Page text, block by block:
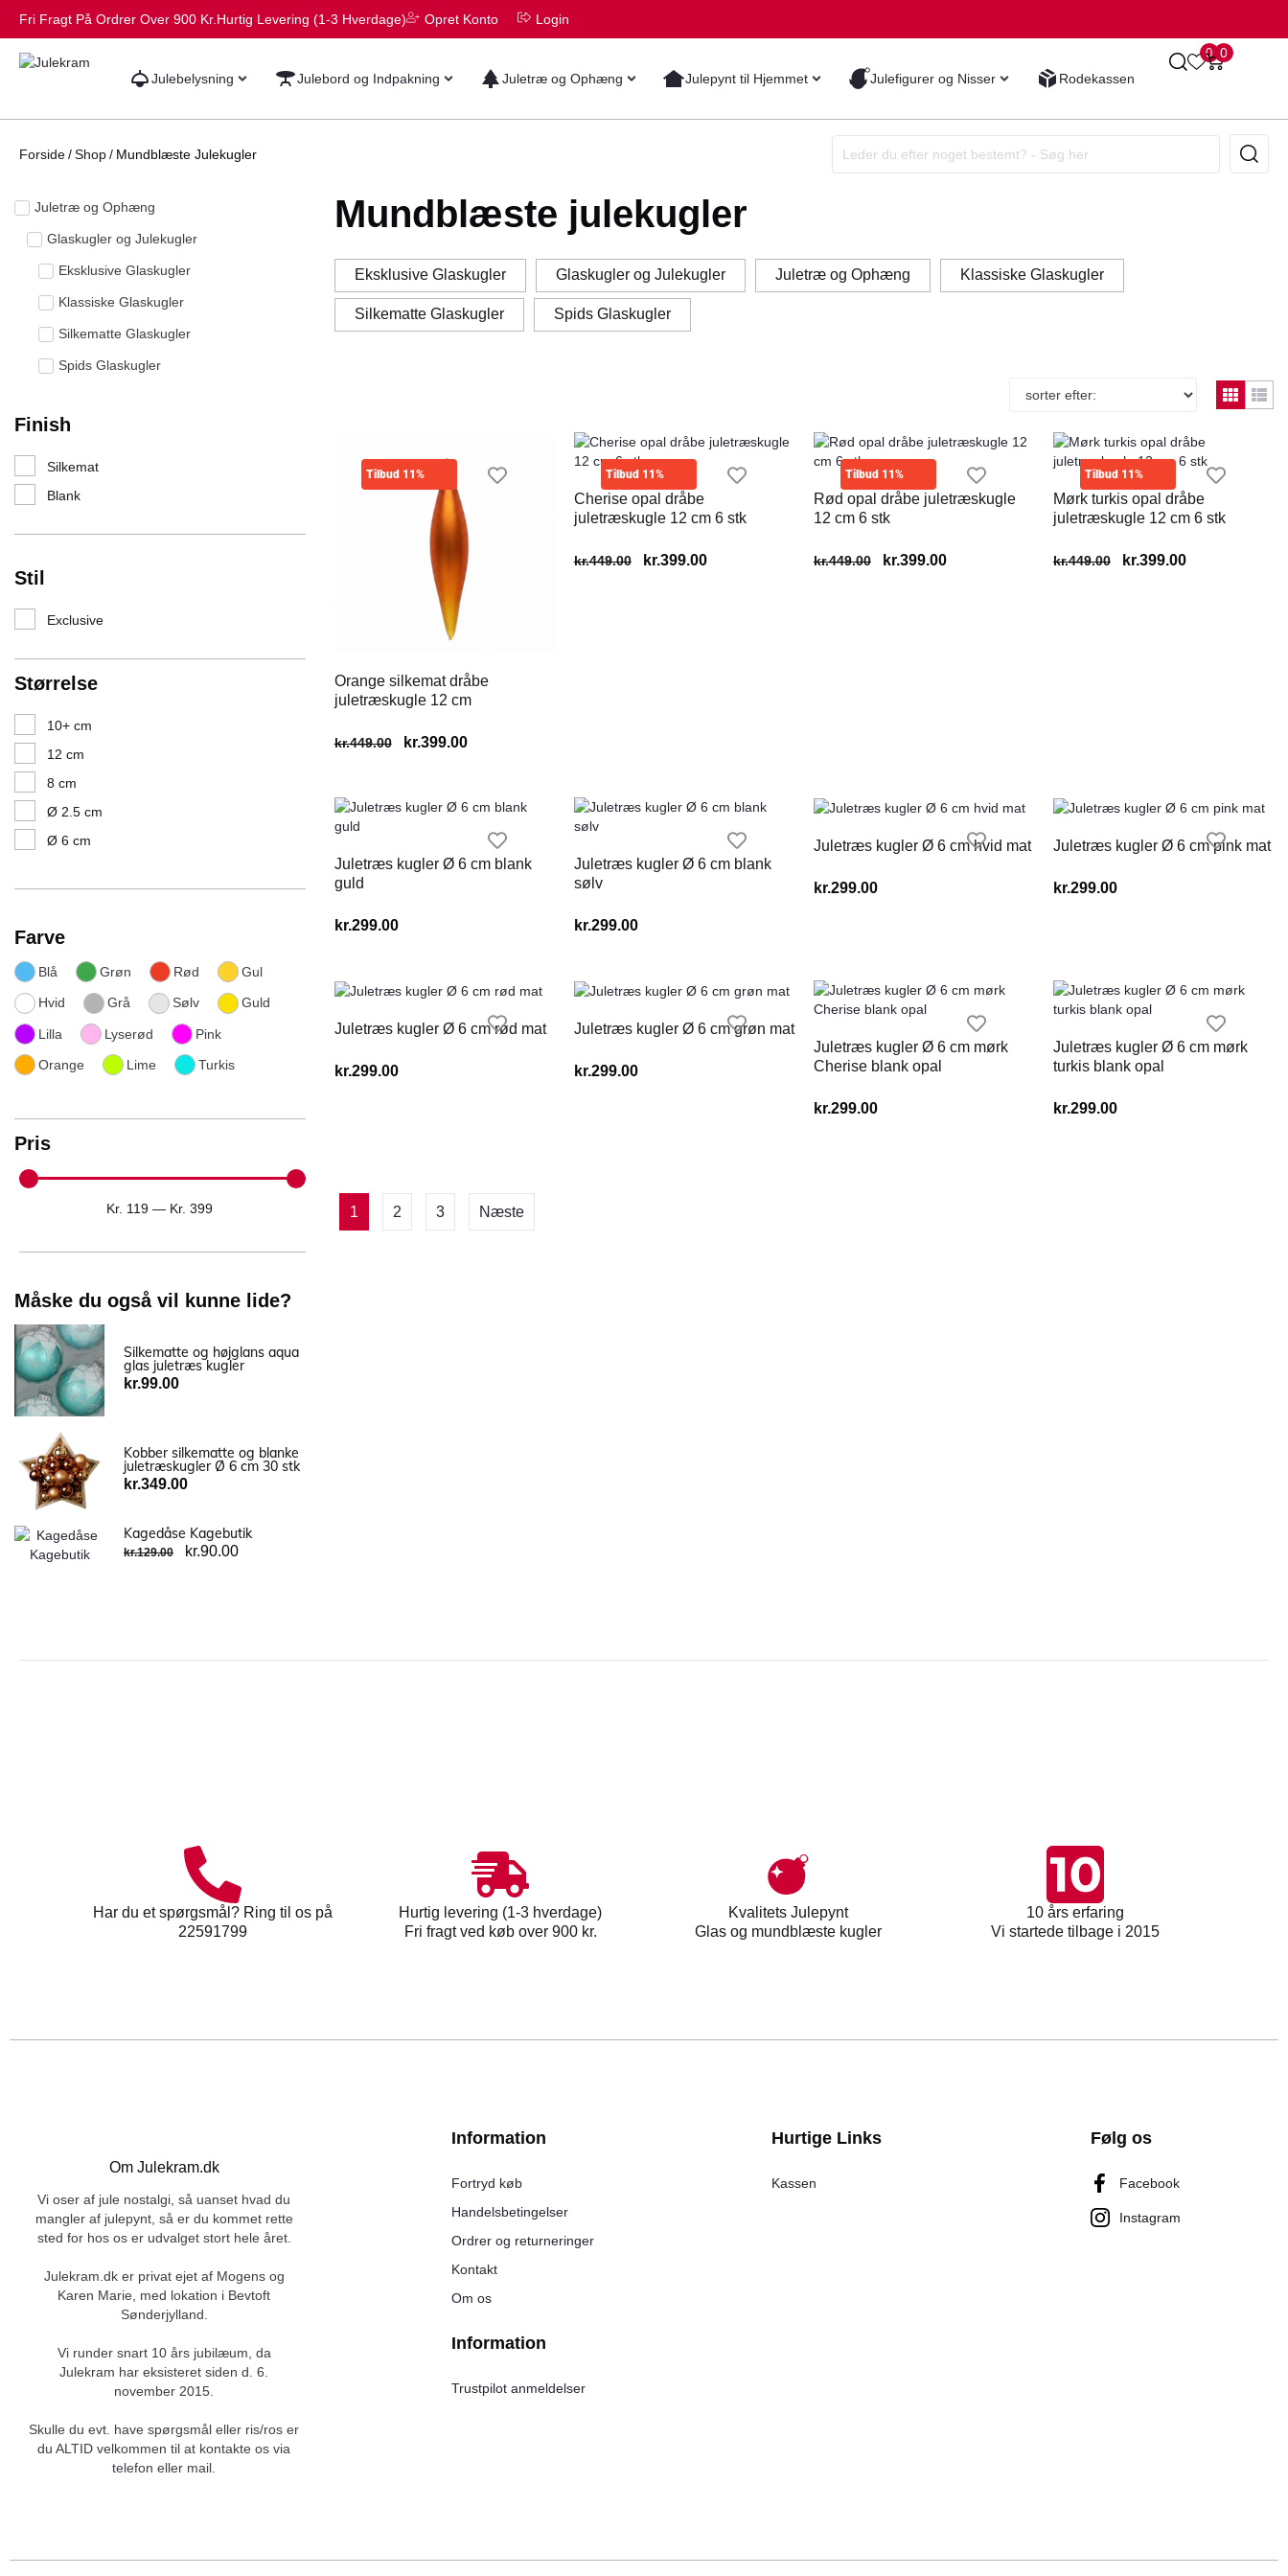
Fri Fragt På Ordrer Over 900 Kr. Hurtig Levering (1-3 Hverdage) Opret Konto Login
Julebelysning Julebord og Indpakning Juletræ og Ophæng Julepynt til Hjemmet Julefigurer og Nisser Rodekassen
0 0
Forside/Shop/ Mundblæste Julekugler
Juletræ og Ophæng
Glaskugler og Julekugler
Eksklusive Glaskugler
Klassiske Glaskugler
Silkematte Glaskugler
Spids Glaskugler
Finish
Silkemat
Blank
Stil
Exclusive
Størrelse
10+ cm
12 cm
8 cm
Ø 2.5 cm
Ø 6 cm
Farve
Blå Grøn Rød Gul
Hvid Grå Sølv Guld
Lilla Lyserød Pink
Orange Lime Turkis
Pris
Kr. 119 — Kr. 399
Måske du også vil kunne lide?
Silkematte og højglans aqua
glas juletræs kugler
kr.99.00
Kobber silkematte og blanke
juletræskugler Ø 6 cm 30 stk
kr.349.00
Kagedåse Kagebutik
kr.129.00 kr.90.00
Mundblæste julekugler
Eksklusive Glaskugler Glaskugler og Julekugler Juletræ og Ophæng Klassiske Glaskugler
Silkematte Glaskugler Spids Glaskugler
Tilbud 11%
Orange silkemat dråbe
juletræskugle 12 cm
kr.449.00 kr.399.00
Tilbud 11%
Cherise opal dråbe
juletræskugle 12 cm 6 stk
kr.449.00 kr.399.00
Tilbud 11%
Rød opal dråbe juletræskugle
12 cm 6 stk
kr.449.00 kr.399.00
Tilbud 11%
Mørk turkis opal dråbe
juletræskugle 12 cm 6 stk
kr.449.00 kr.399.00
Juletræs kugler Ø 6 cm blank
guld
kr.299.00
Juletræs kugler Ø 6 cm blank
sølv
kr.299.00
Juletræs kugler Ø 6 cm hvid mat
kr.299.00
Juletræs kugler Ø 6 cm pink mat
kr.299.00
Juletræs kugler Ø 6 cm rød mat
kr.299.00
Juletræs kugler Ø 6 cm grøn mat
kr.299.00
Juletræs kugler Ø 6 cm mørk
Cherise blank opal
kr.299.00
Juletræs kugler Ø 6 cm mørk
turkis blank opal
kr.299.00
1 2 3 Næste
Har du et spørgsmål? Ring til os på
22591799
Hurtig levering (1-3 hverdage)
Fri fragt ved køb over 900 kr.
Kvalitets Julepynt
Glas og mundblæste kugler
10 års erfaring
Vi startede tilbage i 2015
Om Julekram.dk
Vi oser af jule nostalgi, så uanset hvad du
mangler af julepynt, så er du kommet rette
sted for hos os er udvalget stort hele året.
Julekram.dk er privat ejet af Mogens og
Karen Marie, med lokation i Bevtoft
Sønderjylland.
Vi runder snart 10 års jubilæum, da
Julekram har eksisteret siden d. 6.
november 2015.
Skulle du evt. have spørgsmål eller ris/ros er
du ALTID velkommen til at kontakte os via
telefon eller mail.
Information
Fortryd køb
Handelsbetingelser
Ordrer og returneringer
Kontakt
Om os
Information
Trustpilot anmeldelser
Hurtige Links
Kassen
Følg os
Facebook
Instagram